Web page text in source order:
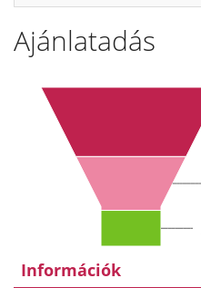
Ajánlatadás
Információk